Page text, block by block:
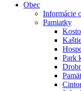
Obec
Informácie
Pamiatky
Park